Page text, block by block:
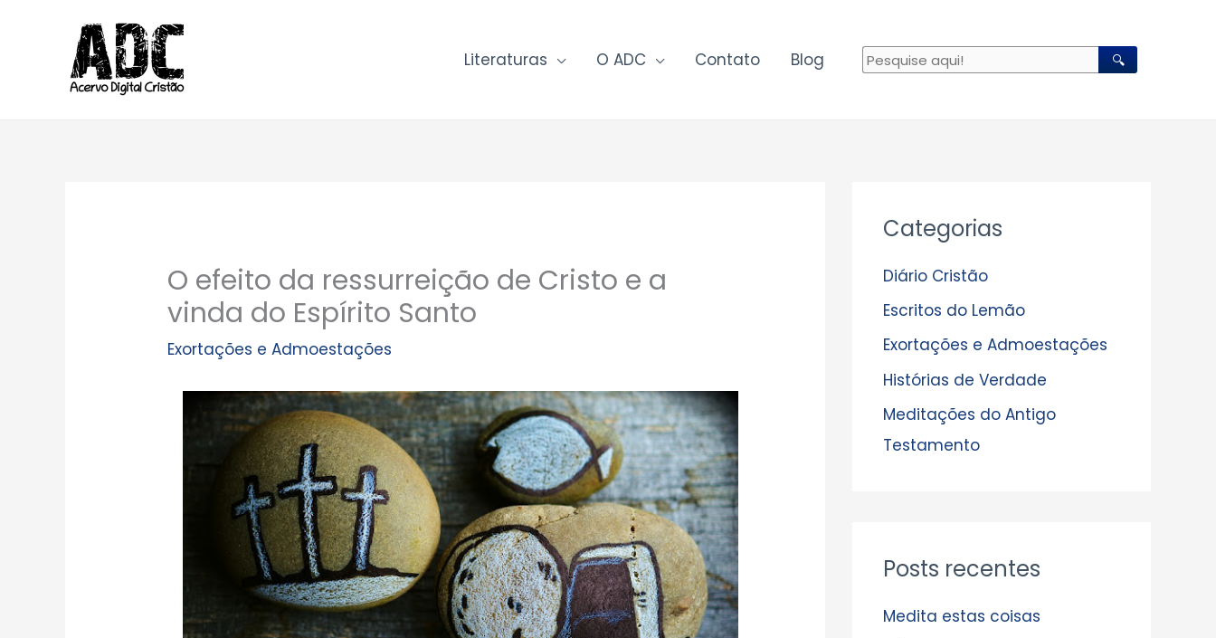
conteúdo
Literaturas O ADC Contato Blog 🔍
O efeito da ressurreição de Cristo e a
vinda do Espírito Santo
Exortações e Admoestações
Categorias
Diário Cristão
Escritos do Lemão
Exortações e Admoestações
Histórias de Verdade
Meditações do Antigo
Testamento
Posts recentes
Medita estas coisas
r
u
i
v
o
s